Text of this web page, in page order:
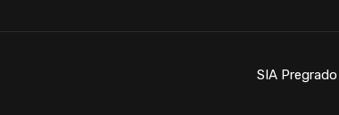
SIA Pregrado